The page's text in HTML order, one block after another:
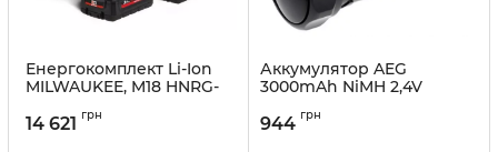
Енергокомплект Li-Ion
MILWAUKEE, M18 HNRG-
M12-18FC, 2 акумулятори
14 621 грн
Аккумулятор AEG
3000mAh NiMH 2,4V
944 грн